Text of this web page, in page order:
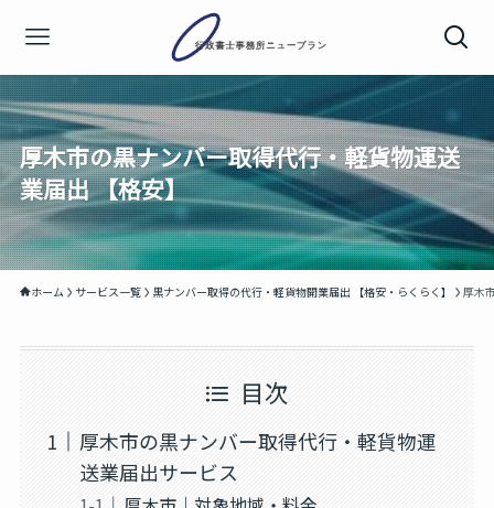
厚木市の黒ナンバー取得代行・軽貨物運送
業届出 【格安】
ホーム サービス一覧 黒ナンバー取得の代行・軽貨物開業届出 【格安・らくらく】 厚木
目次
厚木市の黒ナンバー取得代行・軽貨物運
送業届出サービス